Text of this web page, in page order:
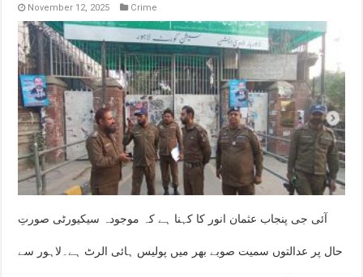
November 12, 2025 Crime
آئی جی پنجاب عثمان انور کا کہنا ہے کہ موجودہ سیکیورٹی صورتِ
حال پر عدالتوں سمیت صوبے بھر میں پولیس ہائی الرٹ ہے۔لاہور سے